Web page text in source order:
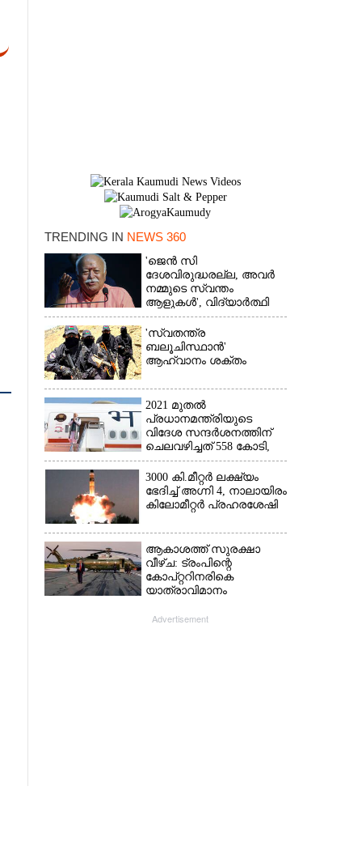
TRENDING IN NEWS 360
'ജെൻ സി
ദേശവിരുദ്ധരല്ല, അവർ
നമ്മുടെ സ്വന്തം
ആളുകൾ', വിദ്യാർത്ഥി
പ്രക്ഷോഭത്തെ പിന്തുണച്ച്
ആർഎസ്‌എസ് മേധാവി
'സ്വതന്ത്ര
ബലൂചിസ്ഥാൻ'
ആഹ്വാനം ശക്തം
2021 മുതൽ
പ്രധാനമന്ത്രിയുടെ
വിദേശ സന്ദർശനത്തിന്
ചെലവഴിച്ചത് 558 കോടി,
രാജ്യത്തെത്തിയത് 381.8
ബില്യൺ ഡോളറിന്റെ
നിക്ഷേപം
3000 കി.മീറ്റർ ലക്ഷ്യം
ഭേദിച്ച് അഗ്നി 4, നാലായിരം
കിലോമീറ്റർ പ്രഹരശേഷി
ആകാശത്ത് സുരക്ഷാ
വീഴ്‌ച: ട്രംപിന്റെ
കോ‌പ്‌റ്ററിനരികെ
യാത്രാവിമാനം
Advertisement
×